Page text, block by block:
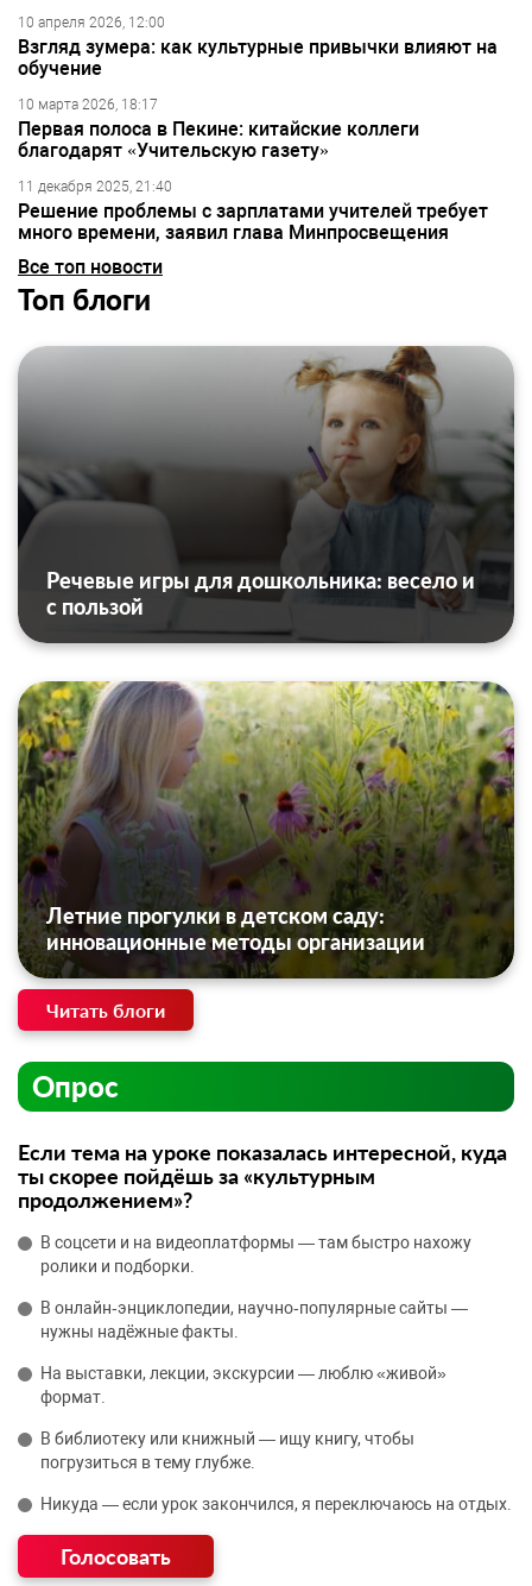
10 апреля 2026, 12:00
Взгляд зумера: как культурные привычки влияют на
обучение
10 марта 2026, 18:17
Первая полоса в Пекине: китайские коллеги
благодарят «Учительскую газету»
11 декабря 2025, 21:40
Решение проблемы с зарплатами учителей требует
много времени, заявил глава Минпросвещения
Все топ новости
Топ блоги
Речевые игры для дошкольника: весело и
с пользой
Летние прогулки в детском саду:
инновационные методы организации
Читать блоги
Опрос
Если тема на уроке показалась интересной, куда
ты скорее пойдёшь за «культурным
продолжением»?
В соцсети и на видеоплатформы — там быстро нахожу
ролики и подборки.
В онлайн‑энциклопедии, научно‑популярные сайты —
нужны надёжные факты.
На выставки, лекции, экскурсии — люблю «живой»
формат.
В библиотеку или книжный — ищу книгу, чтобы
погрузиться в тему глубже.
Никуда — если урок закончился, я переключаюсь на отдых.